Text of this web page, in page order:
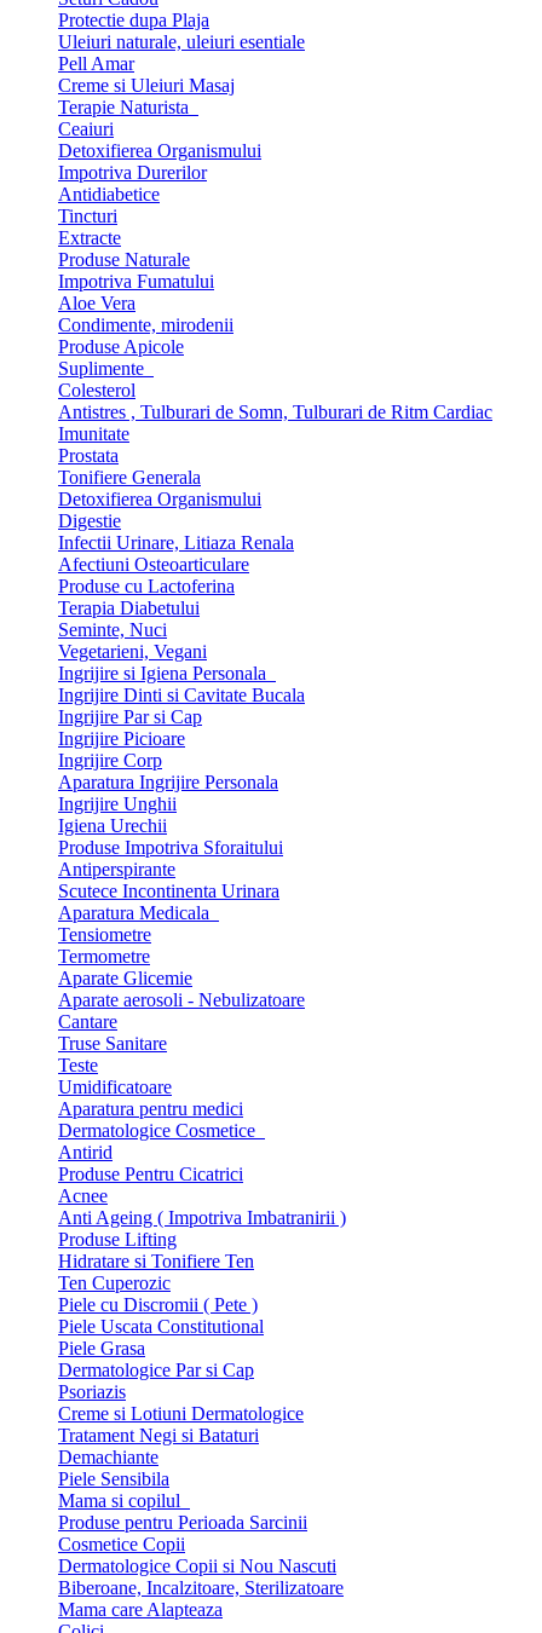
Protectie dupa Plaja
Uleiuri naturale, uleiuri esentiale
Pell Amar
Creme si Uleiuri Masaj
Terapie Naturista
Ceaiuri
Detoxifierea Organismului
Impotriva Durerilor
Antidiabetice
Tincturi
Extracte
Produse Naturale
Impotriva Fumatului
Aloe Vera
Condimente, mirodenii
Produse Apicole
Suplimente
Colesterol
Antistres , Tulburari de Somn, Tulburari de Ritm Cardiac
Imunitate
Prostata
Tonifiere Generala
Detoxifierea Organismului
Digestie
Infectii Urinare, Litiaza Renala
Afectiuni Osteoarticulare
Produse cu Lactoferina
Terapia Diabetului
Seminte, Nuci
Vegetarieni, Vegani
Ingrijire si Igiena Personala
Ingrijire Dinti si Cavitate Bucala
Ingrijire Par si Cap
Ingrijire Picioare
Ingrijire Corp
Aparatura Ingrijire Personala
Ingrijire Unghii
Igiena Urechii
Produse Impotriva Sforaitului
Antiperspirante
Scutece Incontinenta Urinara
Aparatura Medicala
Tensiometre
Termometre
Aparate Glicemie
Aparate aerosoli - Nebulizatoare
Cantare
Truse Sanitare
Teste
Umidificatoare
Aparatura pentru medici
Dermatologice Cosmetice
Antirid
Produse Pentru Cicatrici
Acnee
Anti Ageing ( Impotriva Imbatranirii )
Produse Lifting
Hidratare si Tonifiere Ten
Ten Cuperozic
Piele cu Discromii ( Pete )
Piele Uscata Constitutional
Piele Grasa
Dermatologice Par si Cap
Psoriazis
Creme si Lotiuni Dermatologice
Tratament Negi si Bataturi
Demachiante
Piele Sensibila
Mama si copilul
Produse pentru Perioada Sarcinii
Cosmetice Copii
Dermatologice Copii si Nou Nascuti
Biberoane, Incalzitoare, Sterilizatoare
Mama care Alapteaza